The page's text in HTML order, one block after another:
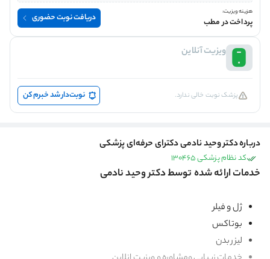
هزینه ویزیت:
پرداخت در مطب دریافت نوبت حضوری
ویزیت آنلاین
پزشک نوبت خالی ندارد. نوبت‌دار شد خبرم کن
درباره دکتر وحید نادمی دکترای حرفه‌ای پزشکی
کد نظام پزشکی 130465
خدمات ارائه شده توسط دکتر وحید نادمی
ژل و فیلر
بوتاکس
لیزر بدن